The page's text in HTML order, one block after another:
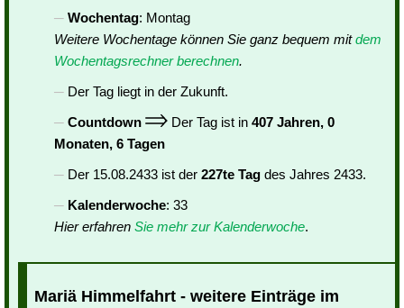
Wochentag: Montag
Weitere Wochentage können Sie ganz bequem mitdem
Wochentagsrechner berechnen.
Der Tag liegt in der Zukunft.
Countdown
Der Tag ist in 407 Jahren, 0
Monaten, 6 Tagen
Der 15.08.2433 ist der 227te Tag des Jahres 2433.
Kalenderwoche: 33
Hier erfahren Sie mehr zur Kalenderwoche.
Mariä Himmelfahrt - weitere Einträge im